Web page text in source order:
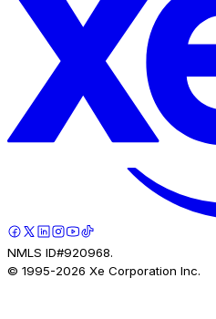
NMLS ID#920968.
© 1995-2026 Xe Corporation Inc.